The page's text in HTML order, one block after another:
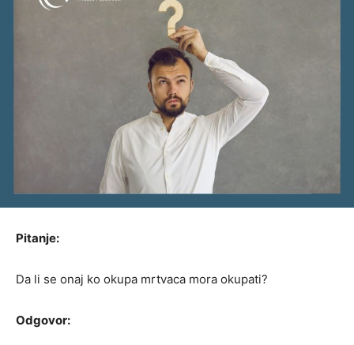
Pitanje:
Da li se onaj ko okupa mrtvaca mora okupati?
Odgovor: